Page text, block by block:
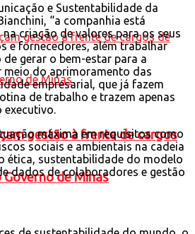
gestão à frente de cargos
de Minas
e Sustentabilidade da
“a companhia está
criação de valores para os seus
e fornecedores, além trabalhar
gerar o bem-estar para a
meio do aprimoramento das
empresarial, que já fazem
de trabalho e trazem apenas
executivo.
máxima em requisitos como
sociais e ambientais na cadeia
ética, sustentabilidade do modelo
dados de colaboradores e gestão